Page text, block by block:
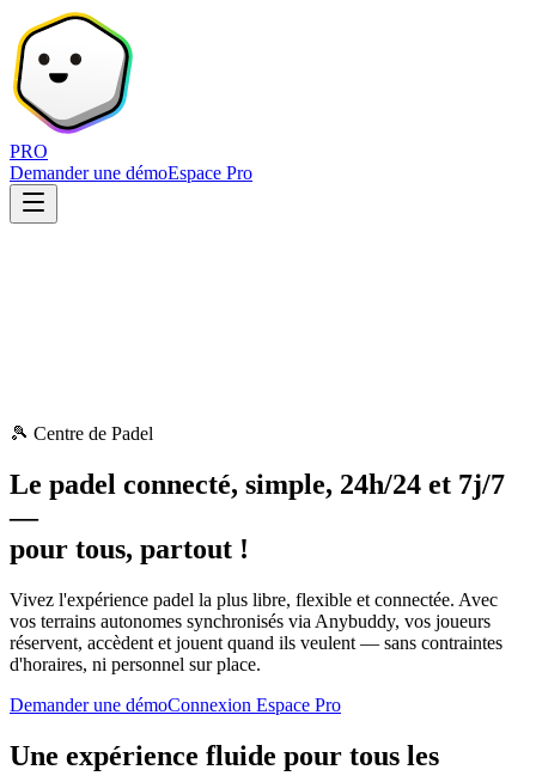
PRO
Demander une démoEspace Pro
🎾 Centre de Padel
Le padel connecté, simple, 24h/24 et 7j/7
—
pour tous, partout !
Vivez l'expérience padel la plus libre, flexible et connectée. Avec
vos terrains autonomes synchronisés via Anybuddy, vos joueurs
réservent, accèdent et jouent quand ils veulent — sans contraintes
d'horaires, ni personnel sur place.
Demander une démoConnexion Espace Pro
Une expérience fluide pour tous les